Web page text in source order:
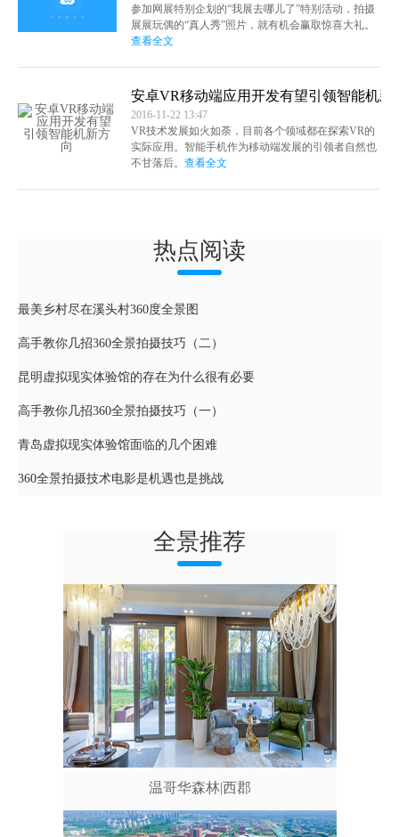
参加网展特别企划的“我展去哪儿了”特别活动，拍摄
展展玩偶的“真人秀”照片，就有机会赢取惊喜大礼。
查看全文
安卓VR移动端应用开发有望引领智能机新
2016-11-22 13:47
VR技术发展如火如荼，目前各个领域都在探索VR的
实际应用。智能手机作为移动端发展的引领者自然也
不甘落后。 查看全文
热点阅读
最美乡村尽在溪头村360度全景图
高手教你几招360全景拍摄技巧（二）
昆明虚拟现实体验馆的存在为什么很有必要
高手教你几招360全景拍摄技巧（一）
青岛虚拟现实体验馆面临的几个困难
360全景拍摄技术电影是机遇也是挑战
全景推荐
温哥华森林|西郡